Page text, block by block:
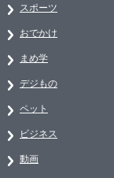
スポーツ
おでかけ
まめ学
デジもの
ペット
ビジネス
動画